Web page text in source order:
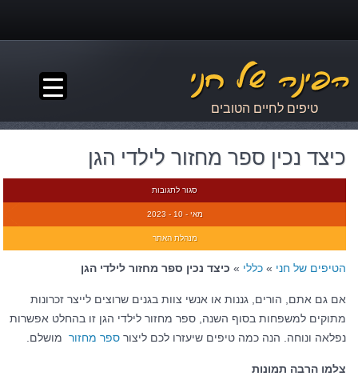
טיפים לחיים הטובים
כיצד נכין ספר מחזור לילדי הגן
סגור לתגובות
מאי - 10 - 2023
מנהלת האתר
הטיפים של חני » כללי » כיצד נכין ספר מחזור לילדי הגן
אם גם אתם, הורים, גננות או אנשי צוות בגנים שרוצים לייצר זכרונות
מתוקים למשפחות בסוף השנה, ספר מחזור לילדי הגן זו בהחלט אפשרות
נפלאה ונוחה. הנה כמה טיפים שיעזרו לכם ליצור ספר מחזור מושלם.
צלמו הרבה תמונות